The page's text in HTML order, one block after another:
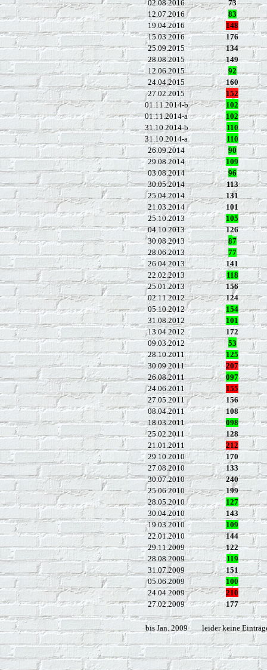
02.08.2016
73
12.07.2016
83
19.04.2016
148
15.03.2016
176
25.09.2015
134
28.08.2015
149
12.06.2015
92
24.04.2015
160
27.02.2015
152
01.11.2014-b
102
01.11.2014-a
102
31.10.2014-b
110
31.10.2014-a
110
26.09.2014
90
29.08.2014
109
03.08.2014
96
30.05.2014
113
25.04.2014
131
21.03.2014
101
25.10.2013
105
04.10.2013
126
30.08.2013
87
28.06.2013
77
26.04.2013
141
22.02.2013
118
25.01.2013
156
02.11.2012
124
05.10.2012
154
31.08.2012
101
13.04.2012
172
09.03.2012
53
28.10.2011
125
30.09.2011
207
26.08.2011
097
24.06.2011
155
27.05.2011
156
08.04.2011
108
18.03.2011
098
25.02.2011
128
21.01.2011
212
29.10.2010
170
27.08.2010
133
30.07.2010
240
25.06.2010
199
28.05.2010
127
30.04.2010
143
19.03.2010
109
22.01.2010
144
29.11.2009
122
28.08.2009
119
31.07.2009
151
05.06.2009
100
24.04.2009
210
27.02.2009
177
bis Jan. 2009 leider keine